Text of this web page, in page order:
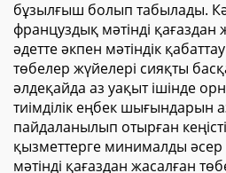
бұзылғыш болып табылады.
француздық мәтінді қағаздан
әдетте әкпен мәтіндік
төбелер жүйелері сияқты
әлдеқайда аз уақыт ішінде
тиімділік еңбек шығындарын
пайдаланылып отырған
қызметтерге минималды әсер
мәтінді қағаздан жасалған